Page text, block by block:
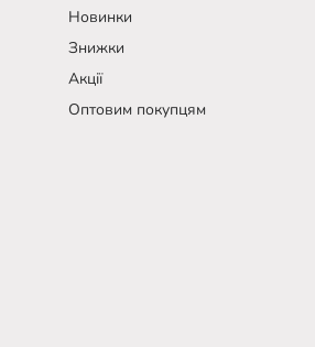
Новинки
Знижки
Акції
Оптовим покупцям